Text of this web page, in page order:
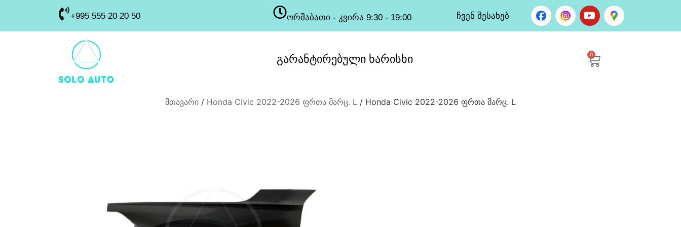
+995 555 20 20 50 ორშაბათი - კვირა 9:30 - 19:00 ჩვენ შესახებ
გარანტირებული ხარისხი 0
მთავარი / Honda Civic 2022-2026 ფრთა მარც. L / Honda Civic 2022-2026 ფრთა მარც. L